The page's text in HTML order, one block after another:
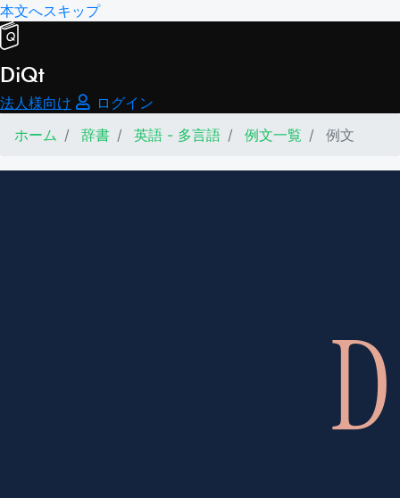
本文へスキップ
DiQt
法人様向け
ログイン
ホーム
辞書 英語 - 多言語 例文一覧 例文